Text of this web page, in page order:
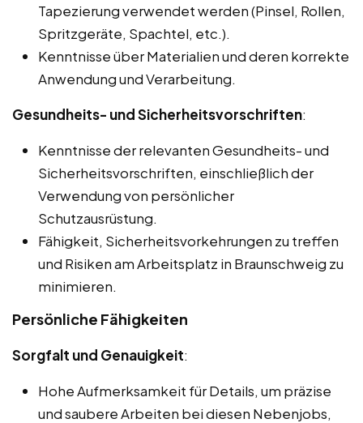
Tapezierung verwendet werden (Pinsel, Rollen,
Spritzgeräte, Spachtel, etc.).
Kenntnisse über Materialien und deren korrekte
Anwendung und Verarbeitung.
Gesundheits- und Sicherheitsvorschriften:
Kenntnisse der relevanten Gesundheits- und
Sicherheitsvorschriften, einschließlich der
Verwendung von persönlicher
Schutzausrüstung.
Fähigkeit, Sicherheitsvorkehrungen zu treffen
und Risiken am Arbeitsplatz in Braunschweig zu
minimieren.
Persönliche Fähigkeiten
Sorgfalt und Genauigkeit:
Hohe Aufmerksamkeit für Details, um präzise
und saubere Arbeiten bei diesen Nebenjobs,